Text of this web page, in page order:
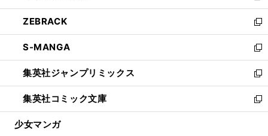
開
く
ウ
で
開
く
ン
ド
ウ
で
開
く
ウ
ィ
ン
ド
ウ
で
開
く
し
い
ウ
ィ
ン
ド
ウ
で
開
ZEBRACK
新
し
い
ウ
ィ
ン
ド
ウ
S-MANGA
新
し
い
ウ
ィ
ン
集英社ジャンプリミックス
新
し
い
ウ
集英社コミック文庫
新
し
少女マンガ